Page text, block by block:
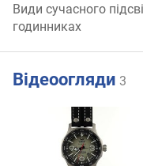
Види сучасного
годинниках
Відеоогляди 3